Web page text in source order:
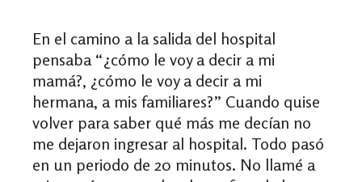
En el camino a la salida del hospital
pensaba “¿cómo le voy a decir a mi
mamá?, ¿cómo le voy a decir a mi
hermana, a mis familiares?” Cuando quise
volver para saber qué más me decían no
me dejaron ingresar al hospital. Todo pasó
en un periodo de 20 minutos. No llamé a